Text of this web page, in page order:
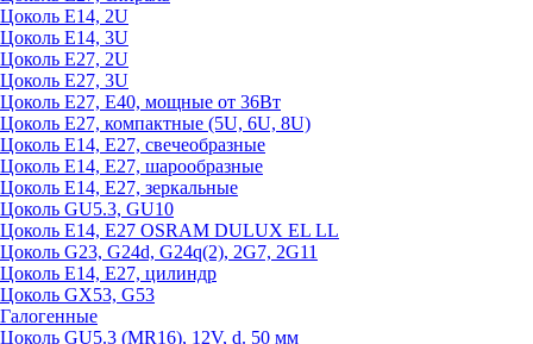
Цоколь Е14, 2U
Цоколь Е14, 3U
Цоколь Е27, 2U
Цоколь Е27, 3U
Цоколь Е27, Е40, мощные от 36Вт
Цоколь Е27, компактные (5U, 6U, 8U)
Цоколь Е14, Е27, свечеобразные
Цоколь Е14, Е27, шарообразные
Цоколь Е14, Е27, зеркальные
Цоколь GU5.3, GU10
Цоколь Е14, Е27 OSRAM DULUX EL LL
Цоколь G23, G24d, G24q(2), 2G7, 2G11
Цоколь Е14, Е27, цилиндр
Цоколь GX53, G53
Галогенные
Цоколь GU5.3 (MR16), 12V, d. 50 мм